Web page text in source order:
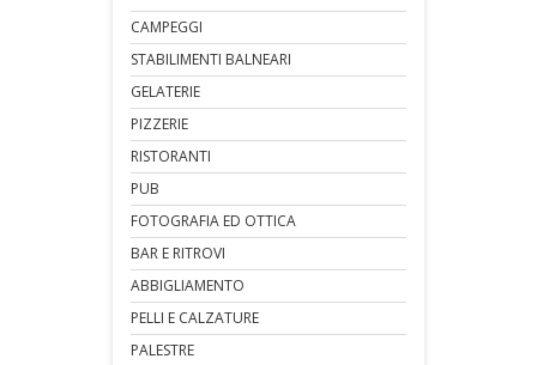
CAMPEGGI
STABILIMENTI BALNEARI
GELATERIE
PIZZERIE
RISTORANTI
PUB
FOTOGRAFIA ED OTTICA
BAR E RITROVI
ABBIGLIAMENTO
PELLI E CALZATURE
PALESTRE